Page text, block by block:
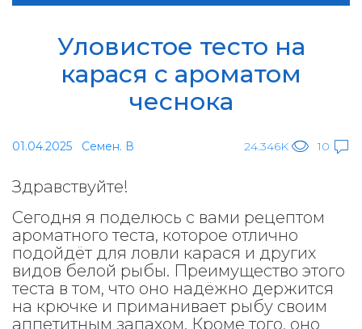
Уловистое тесто на
карася с ароматом
чеснока
01.04.2025 Семен. В 24.346K 10
Здравствуйте!
Сегодня я поделюсь с вами рецептом
ароматного теста, которое отлично
подойдёт для ловли карася и других
видов белой рыбы. Преимущество этого
теста в том, что оно надёжно держится
на крючке и приманивает рыбу своим
аппетитным запахом. Кроме того, оно